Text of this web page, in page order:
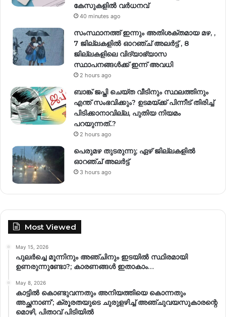
കേസുകളിൽ വര്‍ധനവ്
40 minutes ago
സംസ്ഥാനത്ത് ഇന്നും അതിശക്തമായ മഴ, ,
7 ജില്ലകളിൽ ഓറഞ്ച് അലർട്ട് , 8
ജില്ലകളിലെ വിദ്യാഭ്യാസ
സ്ഥാപനങ്ങൾക്ക് ഇന്ന് അവധി
2 hours ago
ബാങ്ക് ജപ്തി ചെയ്ത വീടിനും സ്ഥലത്തിനും
എന്ത് സംഭവിക്കും? ഉടമയ്ക്ക് പിന്നീട് തിരിച്ച്
പിടിക്കാനാവില്ല, പുതിയ നിയമം
പറയുന്നത്..?
2 hours ago
പെരുമഴ തുടരുന്നു; ഏഴ് ജില്ലകളിൽ
ഓറഞ്ച് അലർട്ട്
3 hours ago
Most Viewed
May 15, 2026
പുലർച്ചെ മൂന്നിനും അഞ്ചിനും ഇടയിൽ സ്ഥിരമായി
ഉണരുന്നുണ്ടോ?; കാരണങ്ങള്‍ ഇതാകാം…
May 8, 2026
കാട്ടിൽ കൊണ്ടുവന്നതും അനിയത്തിയെ കൊന്നതും
അച്ഛനാണ്’; ക്രൂരതയുടെ ചുരുളഴിച്ച് അഞ്ചുവയസുകാരന്റെ
മൊഴി, പിതാവ് പിടിയിൽ